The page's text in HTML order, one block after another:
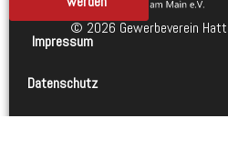
© 2026 Gewerbeverein
Impressum
Datenschutz